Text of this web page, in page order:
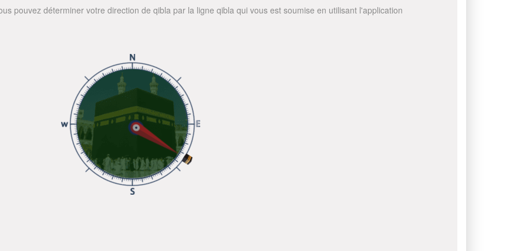
pouvez déterminer votre direction de qibla par la ligne qibla qui vous est soumise en utilisant l'application